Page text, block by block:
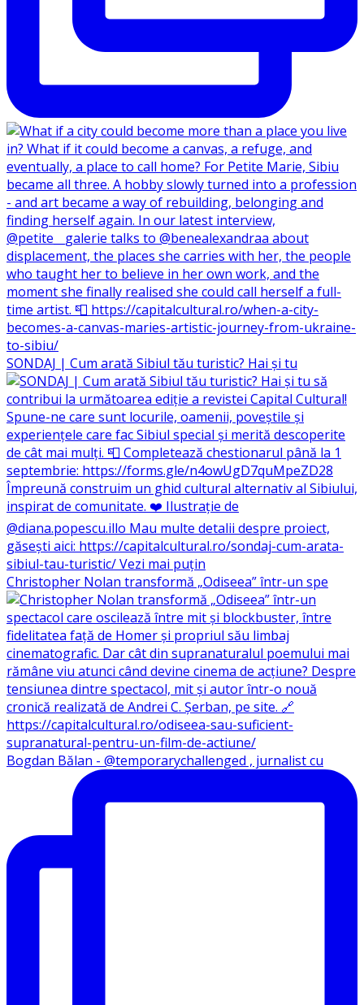
SONDAJ | Cum arată Sibiul tău turistic? Hai și tu
Christopher Nolan transformă „Odiseea” într-un spe
Bogdan Bălan - @temporarychallenged , jurnalist cu